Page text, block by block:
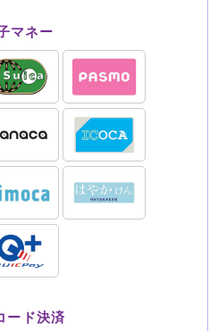
マネー
ード決済